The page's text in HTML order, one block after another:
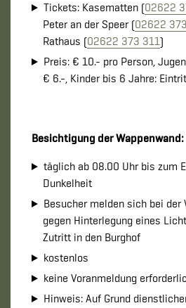
Tickets: Kasematten (02622
Peter an der Speer (02622
Rathaus (02622 373 311)
Preis: € 10.- pro Person,
€ 6.-, Kinder bis 6 Jahre:
Besichtigung der Wappenwand:
täglich ab 08.00 Uhr bis zum
Dunkelheit
Besucher melden sich bei der
gegen Hinterlegung eines
Zutritt in den Burghof
kostenlos
keine Voranmeldung
Hinweis: Auf Grund